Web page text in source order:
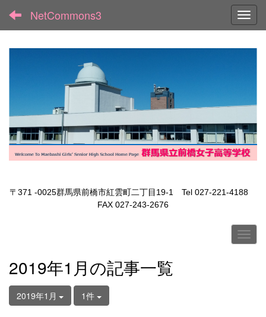
NetCommons3
〒371 -0025群馬県前橋市紅雲町二丁目19-1 Tel 027-221-4188
FAX 027-243-2676
2019年1月の記事一覧
2019年1月 1件